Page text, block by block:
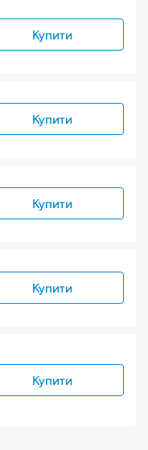
Купити
Купити
Купити
Купити
Купити